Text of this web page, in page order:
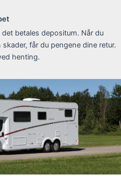
betales depositum. Når du
får du pengene dine retur.
henting.